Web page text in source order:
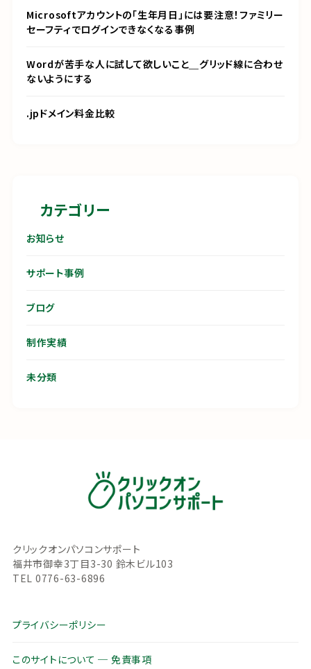
Microsoftアカウントの「生年月日」には要注意！ファミリー
セーフティでログインできなくなる事例
Wordが苦手な人に試して欲しいこと＿グリッド線に合わせ
ないようにする
.jpドメイン料金比較
カテゴリー
お知らせ
サポート事例
ブログ
制作実績
未分類
クリックオンパソコンサポート
福井市御幸3丁目3-30 鈴木ビル103
TEL 0776-63-6896
プライバシーポリシー
このサイトについて ─ 免責事項